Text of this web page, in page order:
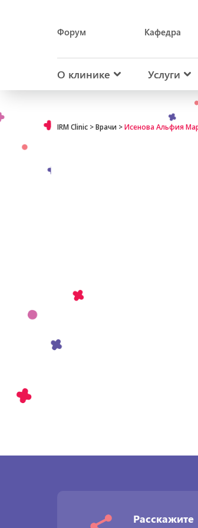
Форум Кафедра
О клинике Услуги
IRM Clinic >Врачи >Исенова Альфия
Расскажите